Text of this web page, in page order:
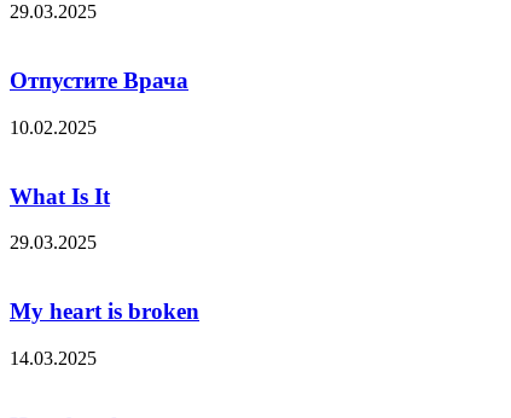
29.03.2025
Отпустите Врача
10.02.2025
What Is It
29.03.2025
My heart is broken
14.03.2025